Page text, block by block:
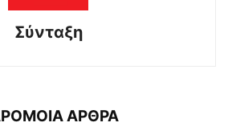
Σύνταξη
ΑΡΘΡΑ